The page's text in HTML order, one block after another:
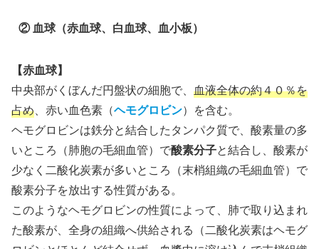
② 血球（赤血球、白血球、血小板）
【赤血球】
中央部がくぼんだ円盤状の細胞で、 血液全体の約４０％を
占め、赤い血色素（ヘモグロビン）を含む。
ヘモグロビンは鉄分と結合したタンパク質で、酸素量の多
いところ（肺胞の毛細血管）で酸素分子と結合し、酸素が
少なく二酸化炭素が多いところ（末梢組織の毛細血管）で
酸素分子を放出する性質がある。
このようなヘモグロビンの性質によって、肺で取り込まれ
た酸素が、全身の組織へ供給される（二酸化炭素はヘモグ